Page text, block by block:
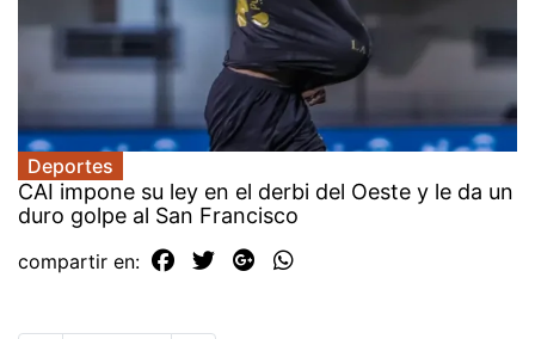
Deportes
CAI impone su ley en el derbi del Oeste y le da un
duro golpe al San Francisco
compartir en: